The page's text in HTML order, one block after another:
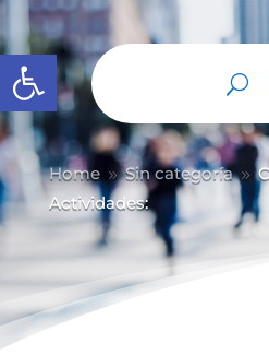
Abrir barra de herramientas
Home 9 Sin categoría 9
Actividades: